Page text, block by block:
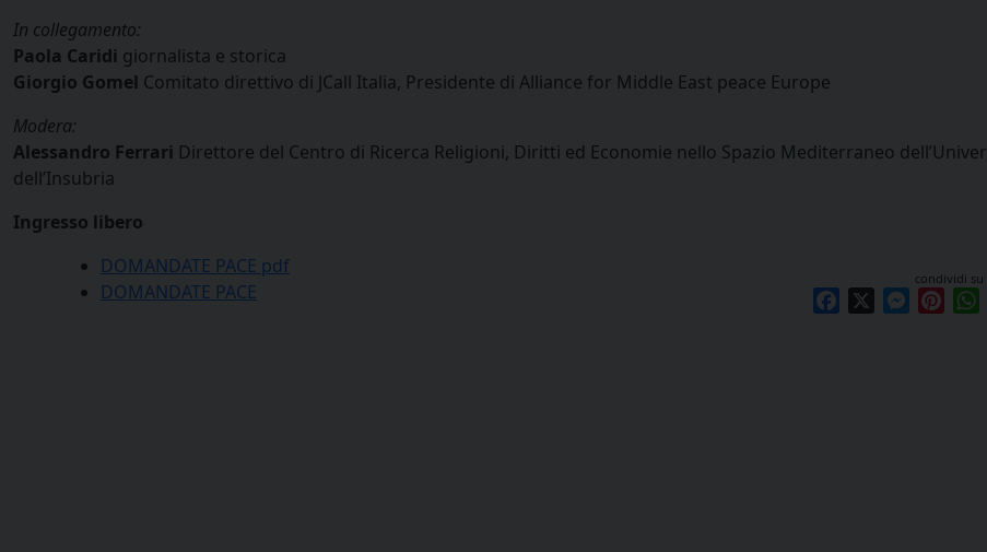
In collegamento:
Paola Caridi giornalista e storica
Giorgio Gomel Comitato direttivo di JCall Italia, Presidente di Alliance for Middle East peace Europe
Modera:
Alessandro Ferrari Direttore del Centro di Ricerca Religioni, Diritti ed Economie nello Spazio Mediterraneo
dell’Insubria
Ingresso libero
condividi su
Facebook
DOMANDATE PACE pdf
DOMANDATE PACE